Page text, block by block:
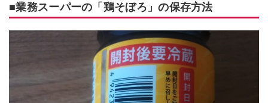
■業務スーパーの「鶏そぼろ」の保存方法